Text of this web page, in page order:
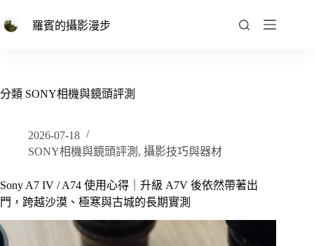
至
容
羅賓的攝影漫步
分類 SONY相機與鏡頭評測
2026-07-18
SONY相機與鏡頭評測 , 攝影技巧與器材
Sony A7 IV / A74 使用心得｜升級 A7V 後依然帶著出
門，跨越沙漠、極寒與古城的長期實測